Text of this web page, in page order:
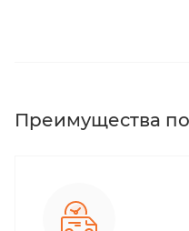
Преимущества